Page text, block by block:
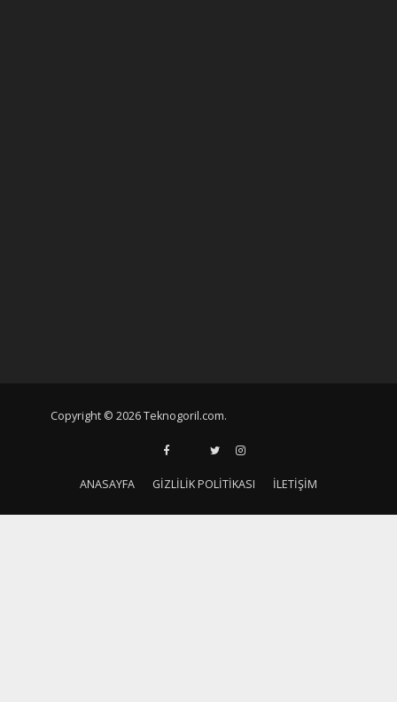
Copyright © 2026 Teknogoril.com.
ANASAYFA GIZLILIK POLITIKASI İLETIŞIM